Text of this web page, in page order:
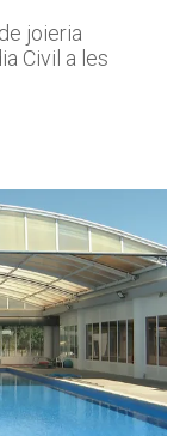
joieria
Civil a les